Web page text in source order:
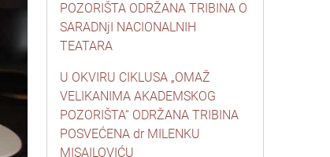
POZORIŠTA ODRŽANA TRIBINA O
SARADNjI NACIONALNIH
TEATARA
U OKVIRU CIKLUSA „OMAŽ
VELIKANIMA AKADEMSKOG
POZORIŠTA“ ODRŽANA TRIBINA
POSVEĆENA dr MILENKU
MISAILOVIĆU